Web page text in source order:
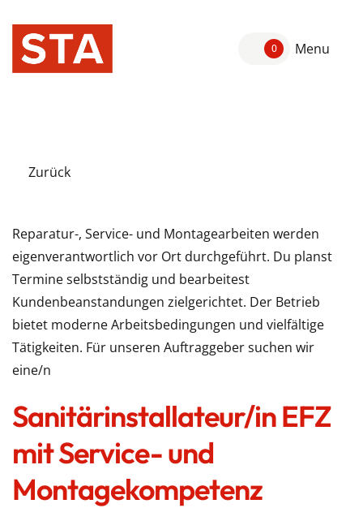
0 Menu
Zurück
Reparatur-, Service- und Montagearbeiten werden
eigenverantwortlich vor Ort durchgeführt. Du planst
Termine selbstständig und bearbeitest
Kundenbeanstandungen zielgerichtet. Der Betrieb
bietet moderne Arbeitsbedingungen und vielfältige
Tätigkeiten. Für unseren Auftraggeber suchen wir
eine/n
Sanitärinstallateur/in EFZ
mit Service- und
Montagekompetenz